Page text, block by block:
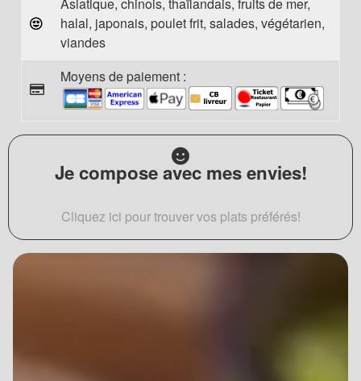
halal, japonais, poulet frit, salades, végétarien,
viandes
Moyens de paiement :
Je compose avec mes envies!
Cliquez ici pour trouver vos plats préférés!